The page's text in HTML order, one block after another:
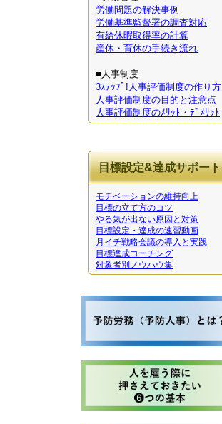
労働問題の解決事例
労働基準監督署の調査対応
有給休暇取得率の計算
産休・育休の手続き流れ
■人事制度
3ｽﾃｯﾌﾟ!人事評価制度の作り方
人事評価制度の目的と注意点
人事評価制度のﾒﾘｯﾄ・ﾃﾞﾒﾘｯﾄ
目標設定&達成サポート
モチベーションの維持向上
目標の立て方のコツ
やる気が出ない原因と対策
目標設定・達成の速習動画
月イチ戦略会議の導入と実践
目標達成コーチング
対象者別ノウハウ集